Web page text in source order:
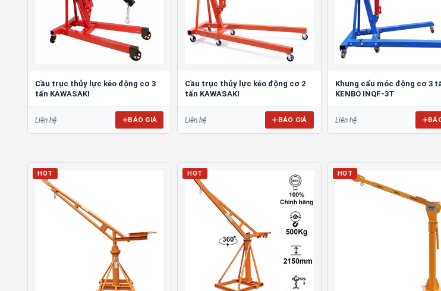
Cầu trục thủy lực kéo động cơ 3
tấn KAWASAKI
Liên hệ BÁO GIÁ
Cầu trục thủy lực kéo động cơ 2
tấn KAWASAKI
Liên hệ BÁO GIÁ
Khung cẩu móc động cơ 3
KENBO INQF-3T
Liên hệ
HOT HOT HOT